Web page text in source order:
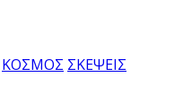
ΚΟΣΜΟΣ ΣΚΕΨΕΙΣ